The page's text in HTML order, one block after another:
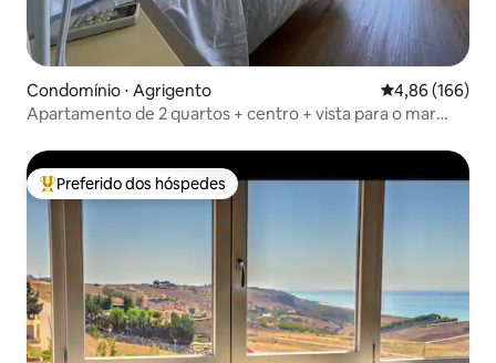
Condomínio ⋅ Agrigento 4,86 de uma
4,86 (166)
Apartamento de 2 quartos + centro + vista para o mar
Entre os melhores preferidos dos hóspedes
Preferido dos hóspedes